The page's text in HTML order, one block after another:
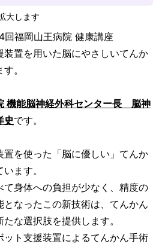
日
30～16：30
EN CH
大します
福岡山王病院 健康講座
装置を用いた脳にやさしいてんか
。
機能脳神経外科センター長 脳神
です。
置を使った「脳に優しい」てんか
ます。
て身体への負担が少なく、精度の
なったこの新技術は、てんかん
な選択肢を提供します。
ット支援装置によるてんかん手術